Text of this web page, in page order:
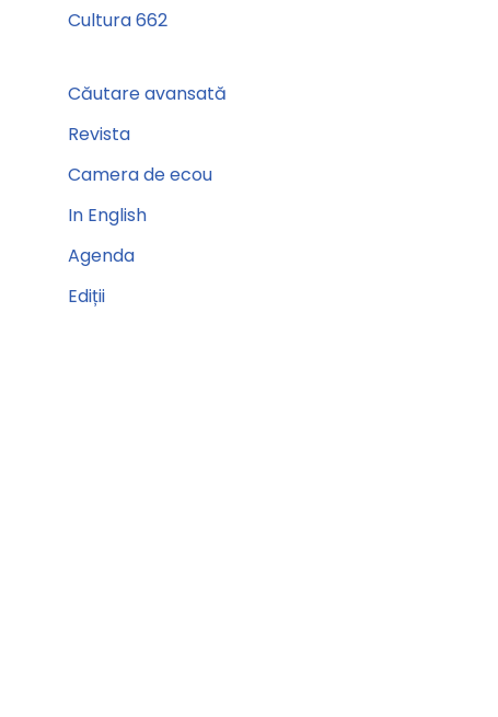
Cultura 662
Căutare avansată
Revista
Camera de ecou
In English
Agenda
Ediții